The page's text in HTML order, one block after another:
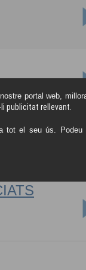
portal web,
publicitat rellevant.
tot el seu ús.